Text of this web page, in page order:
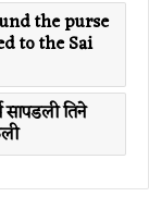
the purse
to the Sai
तिने